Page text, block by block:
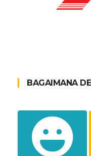
BAGAIMANA